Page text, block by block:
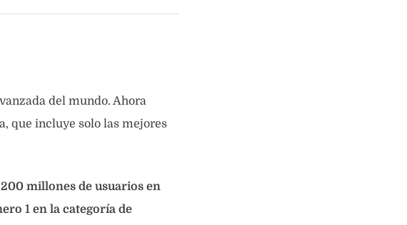
del mundo. Ahora
que incluye solo las mejores
millones de usuarios en
1 en la categoría de